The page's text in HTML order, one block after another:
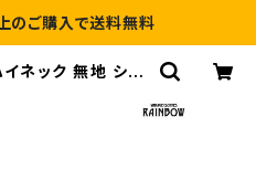
ご購入で送料無料
ネック 無地 シル
| 古着